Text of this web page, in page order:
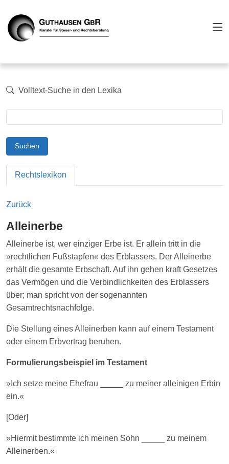
Volltext-Suche in den Lexika
Suchen
Rechtslexikon
Zurück
Alleinerbe
Alleinerbe ist, wer einziger Erbe ist. Er allein tritt in die
»rechtlichen Fußstapfen« des Erblassers. Der Alleinerbe
erhält die gesamte Erbschaft. Auf ihn gehen kraft Gesetzes
das Vermögen und die Verbindlichkeiten des Erblassers
über; man spricht von der sogenannten
Gesamtrechtsnachfolge.
Die Stellung eines Alleinerben kann auf einem Testament
oder einem Erbvertrag beruhen.
Formulierungsbeispiel im Testament
»Ich setze meine Ehefrau _____ zu meiner alleinigen Erbin
ein.«
[Oder]
»Hiermit bestimmte ich meinen Sohn _____ zu meinem
Alleinerben.«